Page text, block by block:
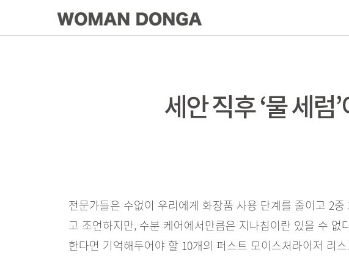
세안 직후 ‘물 세
전문가들은 수없이 우리에게 화장품 사용 단계를 줄이고 2
고 조언하지만, 수분 케어에서만큼은 지나침이란 있을 수 없
한다면 기억해두어야 할 10개의 퍼스트 모이스처라이저 리